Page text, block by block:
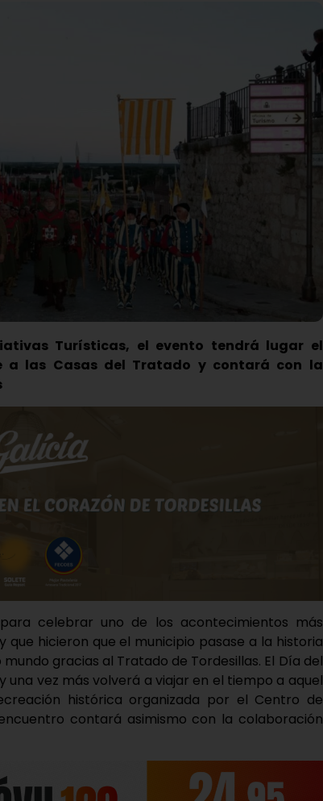
Turísticas, el evento tendrá lugar el
a las Casas del Tratado y contará con la
celebrar uno de los acontecimientos más
hicieron que el municipio pasase a la historia
gracias al Tratado de Tordesillas. El Día del
una vez más volverá a viajar en el tiempo a aquel
histórica organizada por el Centro de
contará asimismo con la colaboración